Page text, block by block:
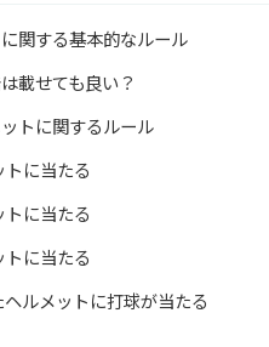
関する基本的なルール
載せても良い？
トに関するルール
に当たる
に当たる
に当たる
ルメットに打球が当たる